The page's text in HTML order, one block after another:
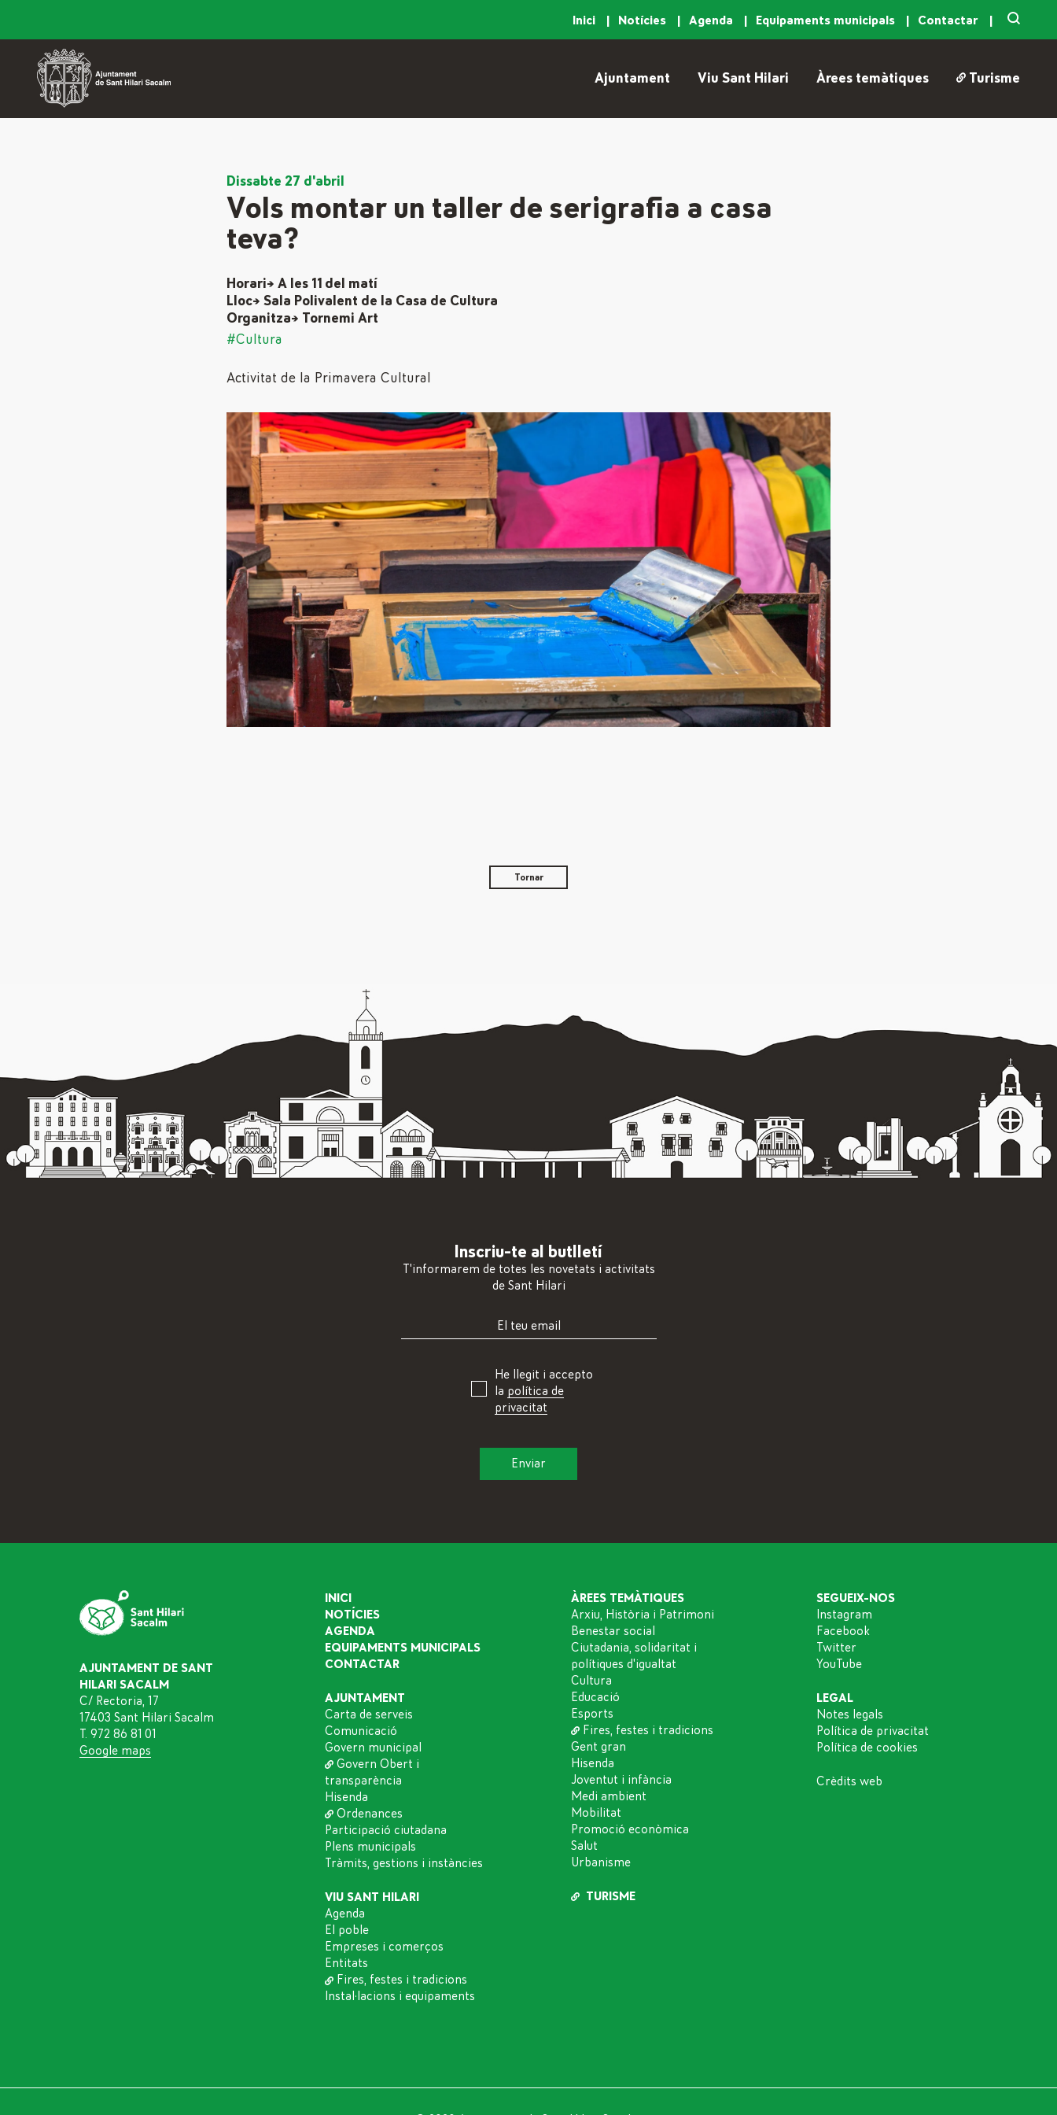
Inici Notícies Agenda Equipaments municipals Contactar
Ajuntament Viu Sant Hilari Àrees temàtiques Turisme
Dissabte 27 d'abril
Vols montar un taller de serigrafia a casa
teva?
Horari→ A les 11 del matí
Lloc→ Sala Polivalent de la Casa de Cultura
Organitza→ Tornemi Art
#Cultura
Activitat de la Primavera Cultural
Tornar
Inscriu-te al butlletí
T'informarem de totes les novetats i activitats
de Sant Hilari
He llegit i accepto
la política de
privacitat
AJUNTAMENT DE SANT
HILARI SACALM
C/ Rectoria, 17
17403 Sant Hilari Sacalm
T. 972 86 81 01
Google maps
INICI
NOTÍCIES
AGENDA
EQUIPAMENTS MUNICIPALS
CONTACTAR
AJUNTAMENT
Carta de serveis
Comunicació
Govern municipal
Govern Obert i
transparència
Hisenda
Ordenances
Participació ciutadana
Plens municipals
Tràmits, gestions i instàncies
VIU SANT HILARI
Agenda
El poble
Empreses i comerços
Entitats
Fires, festes i tradicions
Instal·lacions i equipaments
ÀREES TEMÀTIQUES
Arxiu, Història i Patrimoni
Benestar social
Ciutadania, solidaritat i
polítiques d'igualtat
Cultura
Educació
Esports
Fires, festes i tradicions
Gent gran
Hisenda
Joventut i infància
Medi ambient
Mobilitat
Promoció econòmica
Salut
Urbanisme
TURISME
SEGUEIX-NOS
Instagram
Facebook
Twitter
YouTube
LEGAL
Notes legals
Política de privacitat
Política de cookies
Crèdits web